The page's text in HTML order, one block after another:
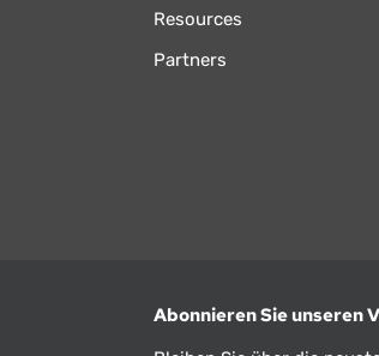
Resources
Partners
Abonnieren Sie unseren